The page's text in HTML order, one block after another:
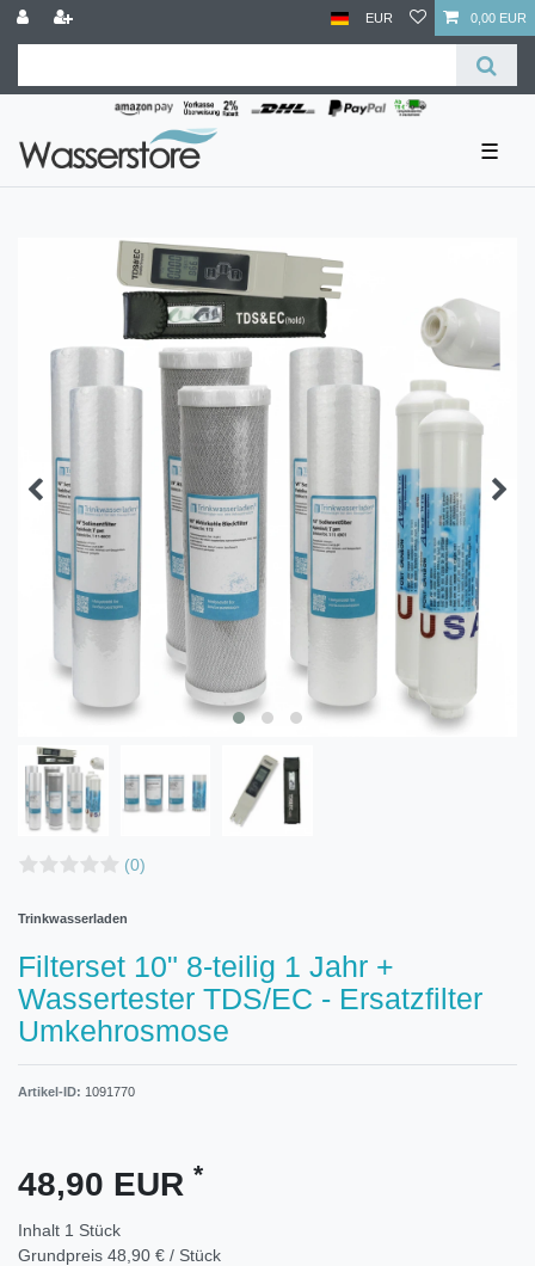
EUR 0,00 EUR
☰
(0)
Trinkwasserladen
Filterset 10" 8-teilig 1 Jahr +
Wassertester TDS/EC - Ersatzfilter
Umkehrosmose
Artikel-ID: 1091770
48,90 EUR *
Inhalt 1 Stück
Grundpreis 48,90 € / Stück